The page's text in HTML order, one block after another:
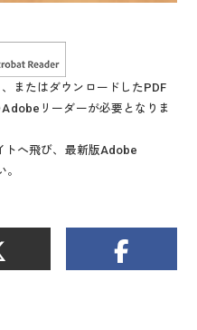
またはダウンロードしたPDF
リーダーが必要となりま
へ飛び、最新版Adobe